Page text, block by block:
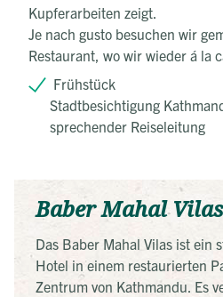
Kupferarbeiten zeigt.
Je nach gusto besuchen wir
Restaurant, wo wir wieder á la
Frühstück
Stadtbesichtigung
sprechender Reiseleitung
Baber Mahal Vilas
Das Baber Mahal Vilas ist ein
Hotel in einem restaurierten
Zentrum von Kathmandu. Es